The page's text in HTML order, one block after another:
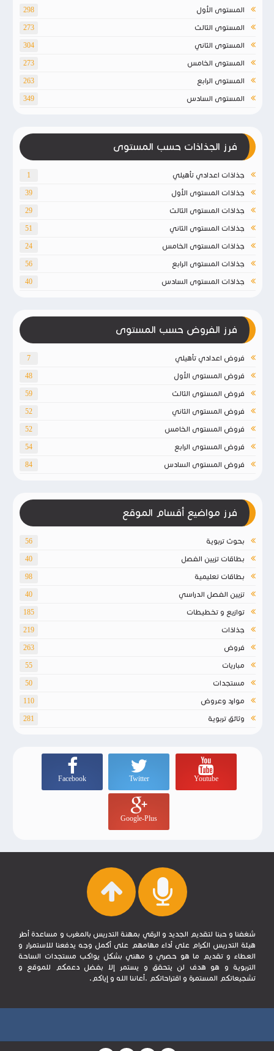
المستوى الأول 298
المستوى الثالث 273
المستوى الثاني 304
المستوى الخامس 273
المستوى الرابع 263
المستوى السادس 349
فرز الجذاذات حسب المستوى
جذاذات اعدادي تأهيلي 1
جذاذات المستوى الأول 39
جذاذات المستوى الثالث 29
جذاذات المستوى الثاني 51
جذاذات المستوى الخامس 24
جذاذات المستوى الرابع 56
جذاذات المستوى السادس 40
فرز الفروض حسب المستوى
فروض اعدادي تأهيلي 7
فروض المستوى الأول 48
فروض المستوى الثالث 59
فروض المستوى الثاني 52
فروض المستوى الخامس 52
فروض المستوى الرابع 54
فروض المستوى السادس 84
فرز مواضيع أقسام الموقع
بحوث تربوية 56
بطاقات تزيين الفصل 40
بطاقات تعليمية 98
تزيين الفصل الدراسي 40
توازيع و تخطيطات 185
جذاذات 219
فروض 263
مباريات 55
مستجدات 50
موارد وعروض 110
وثائق تربوية 281
Youtube
Twitter
Facebook
Google-Plus
شغفنا و حبنا لتقديم الجديد و الرقي بمهنة التدريس بالمغرب و مساعدة أطر
هيئة التدريس الكرام على أداء مهامهم على أكمل وجه يدفعنا للاستمرار و
العطاء و تقديم ما هو حصري و مهني بشكل يواكب مستجدات الساحة
التربوية و هو هدف لن يتحقق و يستمر إلا بفضل دعمكم للموقع و
تشجيعاتكم المستمرة و اقتراحاتكم .أعاننا الله و إياكم.